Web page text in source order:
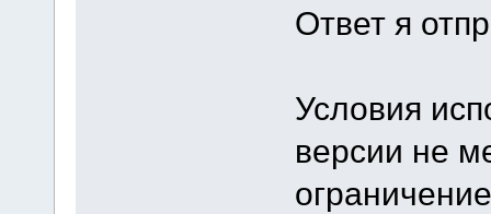
Ответ я
Условия
версии не